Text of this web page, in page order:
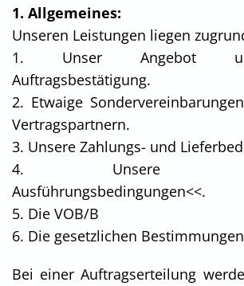
1. Allgemeines:
Unseren Leistungen liegen
1. Unser Angebot
Auftragsbestätigung.
2. Etwaige
Vertragspartnern.
3. Unsere Zahlungs- und
4. Unsere
Ausführungsbedingungen<<.
5. Die VOB/B
6. Die gesetzlichen Bestimmungen
Bei einer Auftragserteilung